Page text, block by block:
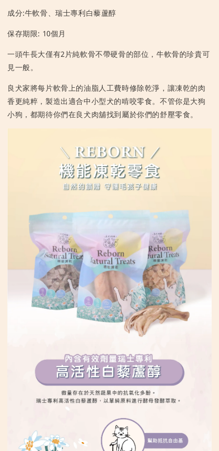
成分:牛軟骨、瑞士專利白藜蘆醇
保存期限: 10個月
一頭牛長大僅有2片純軟骨不帶硬骨的部位，牛軟骨的珍貴可
見一般。
良犬家將每片軟骨上的油脂人工費時修除乾淨，讓凍乾的肉
香更純粹，製造出適合中小型犬的啃咬零食。不管你是大狗
小狗，都期待你們在良犬肉舖找到屬於你們的舒壓零食。